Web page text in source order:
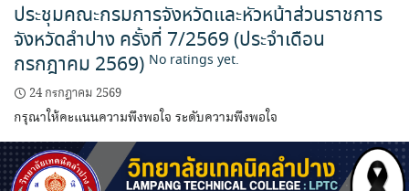
ประชุมคณะกรมการจังหวัดและหัวหน้าส่วนราชการ
จังหวัดลำปาง ครั้งที่ 7/2569 (ประจำเดือน
กรกฎาคม 2569) No ratings yet.
24 กรกฎาคม 2569
กรุณาให้คะแนนความพึงพอใจ ระดับความพึงพอใจ